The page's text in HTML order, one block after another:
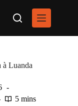
à Luanda
5 mins